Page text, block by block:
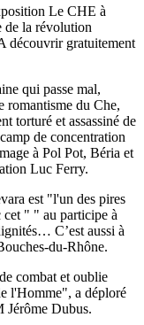
Le CHE à
de la révolution
découvrir gratuitement
qui passe mal,
romantisme du Che,
torturé et assassiné de
de concentration
à Pol Pot, Béria et
Luc Ferry.
est "l'un des pires
" " au participe à
C’est aussi à
du-Rhône.
combat et oublie
l'Homme", a déploré
Jérôme Dubus.